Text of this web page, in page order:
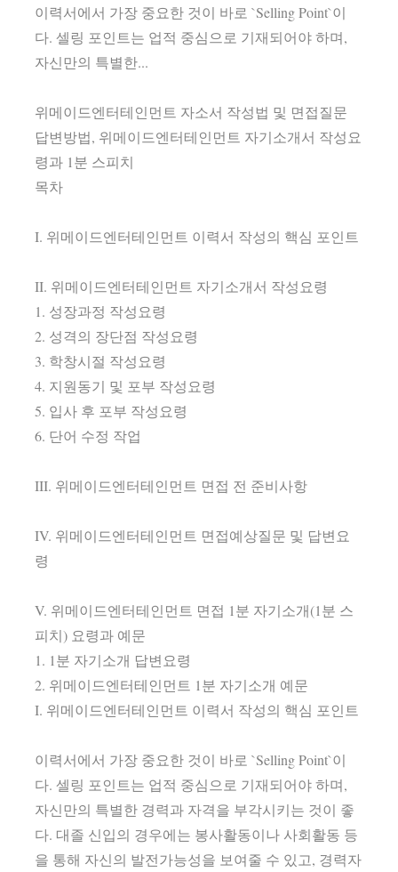
이력서에서 가장 중요한 것이 바로 `Selling Point`이
다. 셀링 포인트는 업적 중심으로 기재되어야 하며,
자신만의 특별한...
위메이드엔터테인먼트 자소서 작성법 및 면접질문
답변방법, 위메이드엔터테인먼트 자기소개서 작성요
령과 1분 스피치
목차
I. 위메이드엔터테인먼트 이력서 작성의 핵심 포인트
II. 위메이드엔터테인먼트 자기소개서 작성요령
1. 성장과정 작성요령
2. 성격의 장단점 작성요령
3. 학창시절 작성요령
4. 지원동기 및 포부 작성요령
5. 입사 후 포부 작성요령
6. 단어 수정 작업
III. 위메이드엔터테인먼트 면접 전 준비사항
IV. 위메이드엔터테인먼트 면접예상질문 및 답변요
령
V. 위메이드엔터테인먼트 면접 1분 자기소개(1분 스
피치) 요령과 예문
1. 1분 자기소개 답변요령
2. 위메이드엔터테인먼트 1분 자기소개 예문
I. 위메이드엔터테인먼트 이력서 작성의 핵심 포인트
이력서에서 가장 중요한 것이 바로 `Selling Point`이
다. 셀링 포인트는 업적 중심으로 기재되어야 하며,
자신만의 특별한 경력과 자격을 부각시키는 것이 좋
다. 대졸 신입의 경우에는 봉사활동이나 사회활동 등
을 통해 자신의 발전가능성을 보여줄 수 있고, 경력자